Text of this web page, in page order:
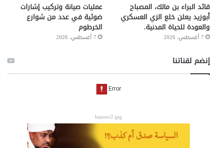
قائد البراء بن مالك، المصباح
أبوزيد يعلن خلع الزي العسكري
والعودة للحياة المدنية.
7 أغسطس، 2026
عمليات صيانة وتركيب إشارات
ضوئية في عدد من شوارع
الخرطوم
7 أغسطس، 2026
إنضم لقناتنا
banner2.jpg